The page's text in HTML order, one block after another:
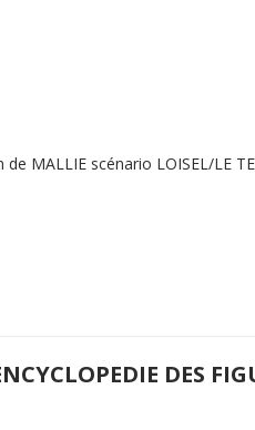
MALLIE scénario LOISEL/LE
DES